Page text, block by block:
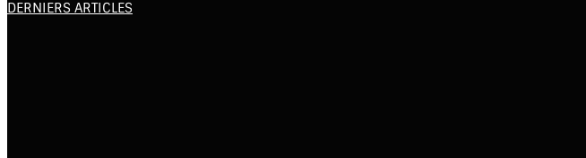
DERNIERS ARTICLES